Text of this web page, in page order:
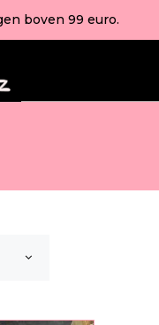
boven 99 euro.